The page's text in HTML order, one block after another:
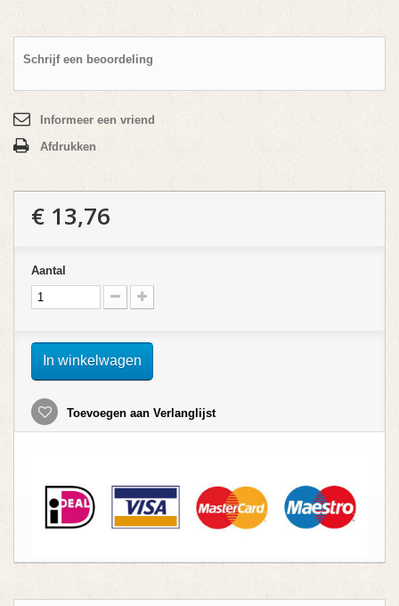
Schrijf een beoordeling
Informeer een vriend
Afdrukken
€ 13,76
Aantal
In winkelwagen
Toevoegen aan Verlanglijst